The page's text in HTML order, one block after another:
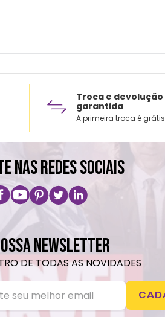
Não
Troca e devolução
garantida
A primeira troca é grátis
NAS REDES SOCIAIS
NEWSLETTER
DE TODAS AS NOVIDADES